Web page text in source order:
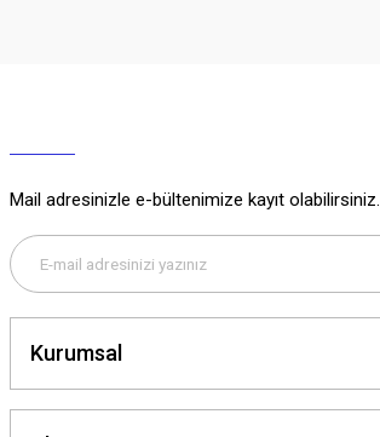
Mail adresinizle e-bültenimize kayıt olabilirsiniz.
Kurumsal